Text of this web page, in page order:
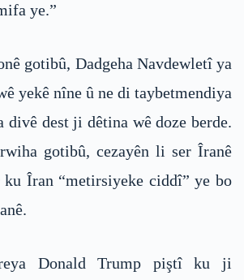
ye.”
gotibû, Dadgeha Navdewletî ya
yekê nîne û ne di taybetmendiya
divê dest ji dêtina wê doze berde.
gotibû, cezayên li ser Îranê
Îran “metirsiyeke ciddî” ye bo
Donald Trump piştî ku ji